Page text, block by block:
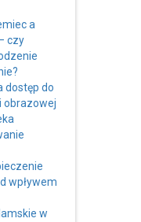
a
czy
dostęp do
obrazowej
wpływem
w